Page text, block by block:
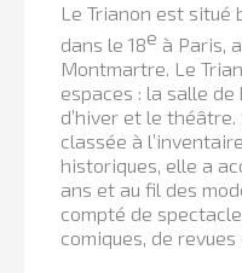
Le Trianon est situé
dans le 18e à Paris,
Montmartre. Le
espaces : la salle
d’hiver et le
classée à
historiques, elle a
ans et au fil des
compté de
comiques, de